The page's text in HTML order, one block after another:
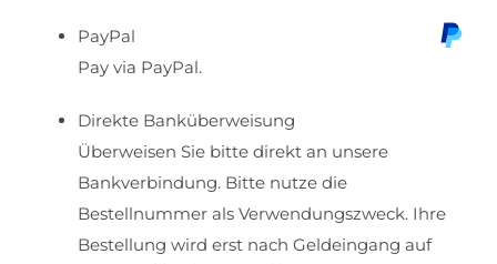
PayPal
Pay via PayPal.
Direkte Banküberweisung
Überweisen Sie bitte direkt an unsere
Bankverbindung. Bitte nutze die
Bestellnummer als Verwendungszweck. Ihre
Bestellung wird erst nach Geldeingang auf